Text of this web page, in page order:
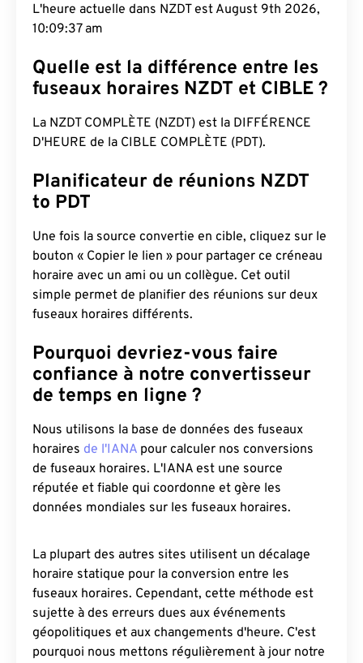
L'heure actuelle dans NZDT est August 9th 2026,
10:09:38 am
Quelle est la différence entre les
fuseaux horaires NZDT et CIBLE ?
La NZDT COMPLÈTE (NZDT) est la DIFFÉRENCE
D'HEURE de la CIBLE COMPLÈTE (PDT).
Planificateur de réunions NZDT
to PDT
Une fois la source convertie en cible, cliquez sur le
bouton « Copier le lien » pour partager ce créneau
horaire avec un ami ou un collègue. Cet outil
simple permet de planifier des réunions sur deux
fuseaux horaires différents.
Pourquoi devriez-vous faire
confiance à notre convertisseur
de temps en ligne ?
Nous utilisons la base de données des fuseaux
horaires de l'IANA pour calculer nos conversions
de fuseaux horaires. L'IANA est une source
réputée et fiable qui coordonne et gère les
données mondiales sur les fuseaux horaires.
La plupart des autres sites utilisent un décalage
horaire statique pour la conversion entre les
fuseaux horaires. Cependant, cette méthode est
sujette à des erreurs dues aux événements
géopolitiques et aux changements d'heure. C'est
pourquoi nous mettons régulièrement à jour notre